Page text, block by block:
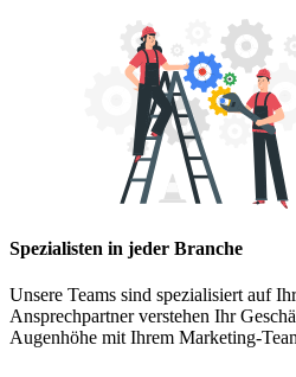
Spezialisten in jeder Branche
Unsere Teams sind spezialisiert auf
Ansprechpartner verstehen Ihr
Augenhöhe mit Ihrem Marketing-